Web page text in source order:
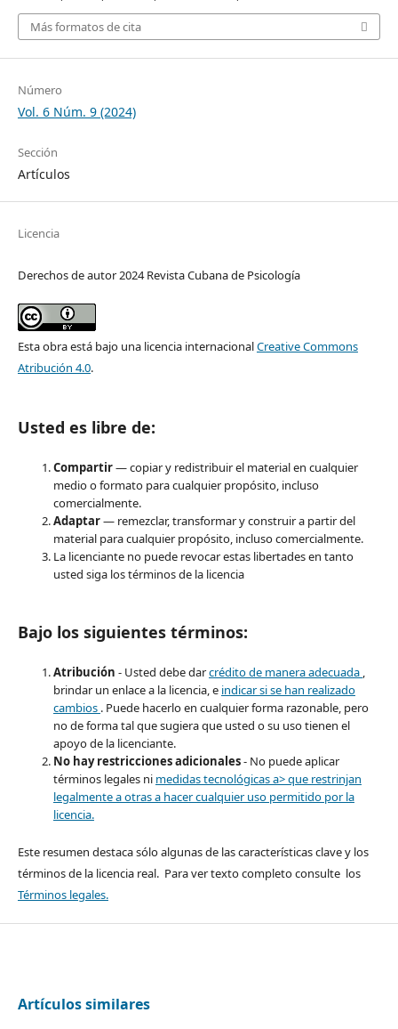
Más formatos de cita
Número
Vol. 6 Núm. 9 (2024)
Sección
Artículos
Licencia
Derechos de autor 2024 Revista Cubana de Psicología
Esta obra está bajo una licencia internacionalCreative Commons
Atribución 4.0.
Usted es libre de:
Compartir— copiar y redistribuir el material en cualquier
medio o formato para cualquier propósito, incluso
comercialmente.
Adaptar— remezclar, transformar y construir a partir del
material para cualquier propósito, incluso comercialmente.
La licenciante no puede revocar estas libertades en tanto
usted siga los términos de la licencia
Bajo los siguientes términos:
Atribución - Usted debe darcrédito de manera adecuada ,
brindar un enlace a la licencia, e indicar si se han realizado
cambios . Puede hacerlo en cualquier forma razonable, pero
no de forma tal que sugiera que usted o su uso tienen el
apoyo de la licenciante.
No hay restricciones adicionales- No puede aplicar
términos legales ni medidas tecnológicas a> que restrinjan
legalmente a otras a hacer cualquier uso permitido por la
licencia.
Este resumen destaca sólo algunas de las características clave y los
términos de la licencia real. Para ver texto completo consulte los
Términos legales.
Artículos similares